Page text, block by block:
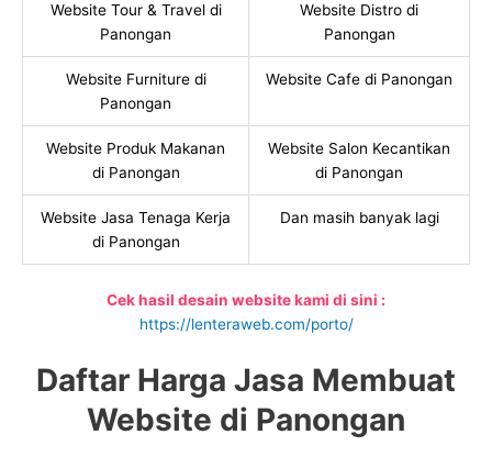
Website Tour & Travel di
Panongan
Website Distro di
Panongan
Website Furniture di
Panongan
Website Cafe di Panongan
Website Produk Makanan
di Panongan
Website Salon Kecantikan
di Panongan
Website Jasa Tenaga Kerja
di Panongan
Dan masih banyak lagi
Cek hasil desain website kami di sini :
https://lenteraweb.com/porto/
Daftar Harga Jasa Membuat
Website di Panongan